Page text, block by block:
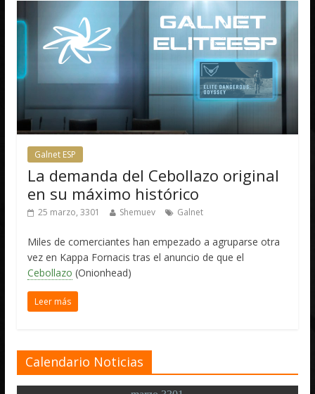
Galnet ESP
La demanda del Cebollazo original
en su máximo histórico
25 marzo, 3301 Shemuev Galnet
Miles de comerciantes han empezado a agruparse otra
vez en Kappa Fornacis tras el anuncio de que el
Cebollazo (Onionhead)
Leer más
Calendario Noticias